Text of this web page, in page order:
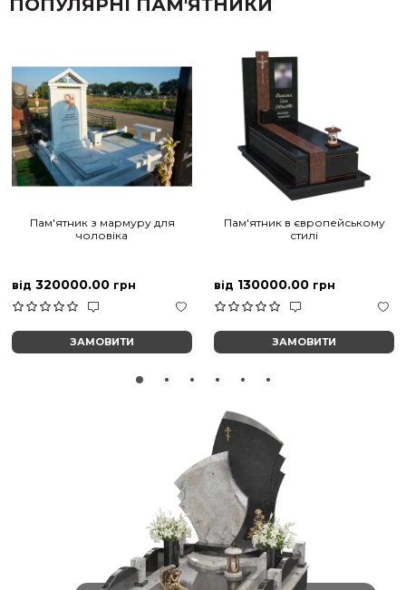
ПОПУЛЯРНІ ПАМ'ЯТНИКИ
Пам'ятник з мармуру для
чоловіка
від 320000.00 грн
ЗАМОВИТИ
Пам'ятник в європейському
стилі
від 130000.00 грн
ЗАМОВИТИ